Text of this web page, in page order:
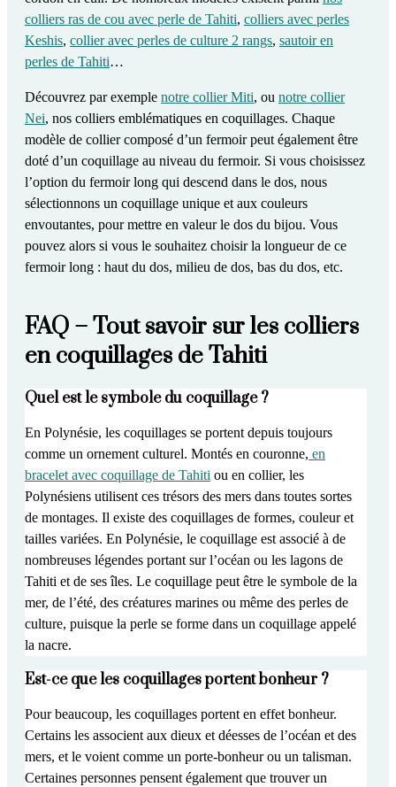
colliers ras de cou avec perle de Tahiti, colliers avec perles
Keshis, collier avec perles de culture 2 rangs, sautoir en
perles de Tahiti…
Découvrez par exemple notre collier Miti, ou notre collier
Nei, nos colliers emblématiques en coquillages. Chaque
modèle de collier composé d’un fermoir peut également être
doté d’un coquillage au niveau du fermoir. Si vous choisissez
l’option du fermoir long qui descend dans le dos, nous
sélectionnons un coquillage unique et aux couleurs
envoutantes, pour mettre en valeur le dos du bijou. Vous
pouvez alors si vous le souhaitez choisir la longueur de ce
fermoir long : haut du dos, milieu de dos, bas du dos, etc.
FAQ – Tout savoir sur les colliers
en coquillages de Tahiti
Quel est le symbole du coquillage ?
En Polynésie, les coquillages se portent depuis toujours
comme un ornement culturel. Montés en couronne, en
bracelet avec coquillage de Tahiti ou en collier, les
Polynésiens utilisent ces trésors des mers dans toutes sortes
de montages. Il existe des coquillages de formes, couleur et
tailles variées. En Polynésie, le coquillage est associé à de
nombreuses légendes portant sur l’océan ou les lagons de
Tahiti et de ses îles. Le coquillage peut être le symbole de la
mer, de l’été, des créatures marines ou même des perles de
culture, puisque la perle se forme dans un coquillage appelé
la nacre.
Est-ce que les coquillages portent bonheur ?
Pour beaucoup, les coquillages portent en effet bonheur.
Certains les associent aux dieux et déesses de l’océan et des
mers, et le voient comme un porte-bonheur ou un talisman.
Certaines personnes pensent également que trouver un